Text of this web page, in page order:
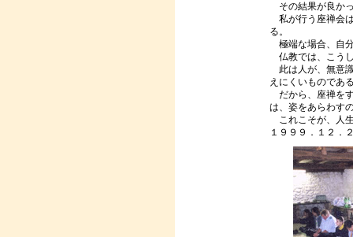
その結果が良か
私が行う座禅会
る。
極端な場合、自
仏教では、こう
此は人が、無意
えにくいものであ
だから、座禅を
は、姿をあらわす
これこそが、人
１９９９．１２